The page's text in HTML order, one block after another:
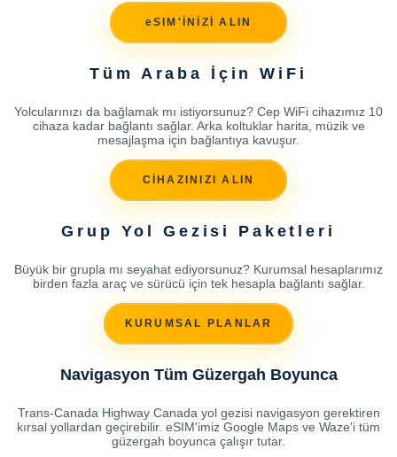
eSIM'İNİZİ ALIN
Tüm Araba İçin WiFi
Yolcularınızı da bağlamak mı istiyorsunuz? Cep WiFi cihazımız 10
cihaza kadar bağlantı sağlar. Arka koltuklar harita, müzik ve
mesajlaşma için bağlantıya kavuşur.
CİHAZINIZI ALIN
Grup Yol Gezisi Paketleri
Büyük bir grupla mı seyahat ediyorsunuz? Kurumsal hesaplarımız
birden fazla araç ve sürücü için tek hesapla bağlantı sağlar.
KURUMSAL PLANLAR
Navigasyon Tüm Güzergah Boyunca
Trans-Canada Highway Canada yol gezisi navigasyon gerektiren
kırsal yollardan geçirebilir. eSIM'imiz Google Maps ve Waze'i tüm
güzergah boyunca çalışır tutar.